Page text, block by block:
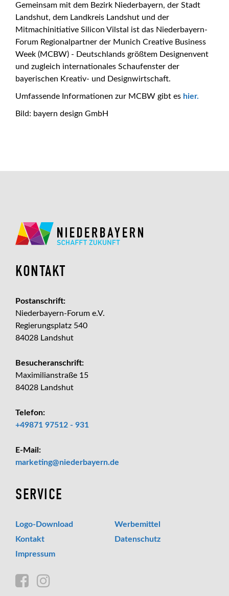
Gemeinsam mit dem Bezirk Niederbayern, der Stadt
Landshut, dem Landkreis Landshut und der
Mitmachinitiative Silicon Vilstal ist das Niederbayern-
Forum Regionalpartner der Munich Creative Business
Week (MCBW) - Deutschlands größtem Designenvent
und zugleich internationales Schaufenster der
bayerischen Kreativ- und Designwirtschaft.
Umfassende Informationen zur MCBW gibt es hier.
Bild: bayern design GmbH
KONTAKT
Postanschrift:
Niederbayern-Forum e.V.
Regierungsplatz 540
84028 Landshut
Besucheranschrift:
Maximilianstraße 15
84028 Landshut
Telefon:
+49871 97512 - 931
E-Mail:
marketing
_at_
niederbayern.de
SERVICE
Logo-Download
Werbemittel
Kontakt
Datenschutz
Impressum